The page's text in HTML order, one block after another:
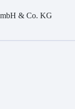
& Co. KG